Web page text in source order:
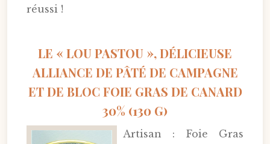
réussi !
LE « LOU PASTOU », DÉLICIEUSE
ALLIANCE DE PÂTÉ DE CAMPAGNE
ET DE BLOC FOIE GRAS DE CANARD
30% (130 G)
Artisan : Foie Gras